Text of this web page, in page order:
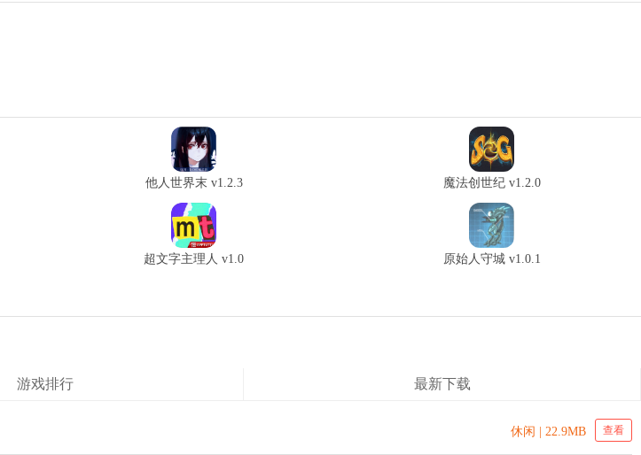
他人世界末 v1.2.3 魔法创世纪 v1.2.0
超文字主理人 v1.0 原始人守城 v1.0.1
游戏排行 最新下载
休闲 | 22.9MB 查看